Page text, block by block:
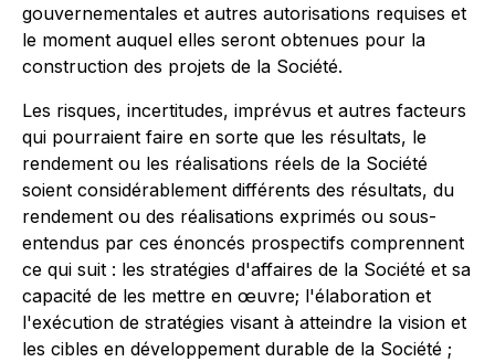
gouvernementales et autres autorisations requises et
le moment auquel elles seront obtenues pour la
construction des projets de la Société.
Les risques, incertitudes, imprévus et autres facteurs
qui pourraient faire en sorte que les résultats, le
rendement ou les réalisations réels de la Société
soient considérablement différents des résultats, du
rendement ou des réalisations exprimés ou sous-
entendus par ces énoncés prospectifs comprennent
ce qui suit : les stratégies d'affaires de la Société et sa
capacité de les mettre en œuvre; l'élaboration et
l'exécution de stratégies visant à atteindre la vision et
les cibles en développement durable de la Société ;